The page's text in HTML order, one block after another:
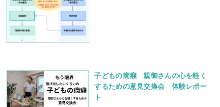
子どもの癇癪 親御さんの心を軽く
するための意見交換会 体験レポー
ト